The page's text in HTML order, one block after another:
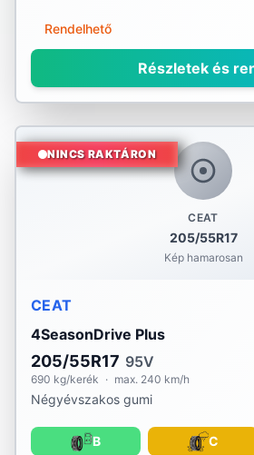
Rendelhető
Részletek és
CEAT
205/55R17
Kép hamarosan
NINCS RAKTÁRON
CEAT
4SeasonDrive Plus
205/55R17 95V
690 kg/kerék · max. 240 km/h
Négyévszakos gumi
B C